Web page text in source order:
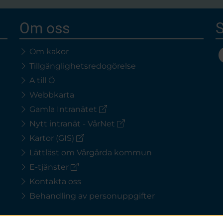
Om oss
Om kakor
Tillgänglighetsredogörelse
A till Ö
Webbkarta
Gamla Intranätet (extern
Nytt intranät - VårNet (extern
Kartor (GIS) (extern
länk)
Lättläst om Vårgårda kommun
E-tjänster (extern
Kontakta oss
Behandling av personuppgifter